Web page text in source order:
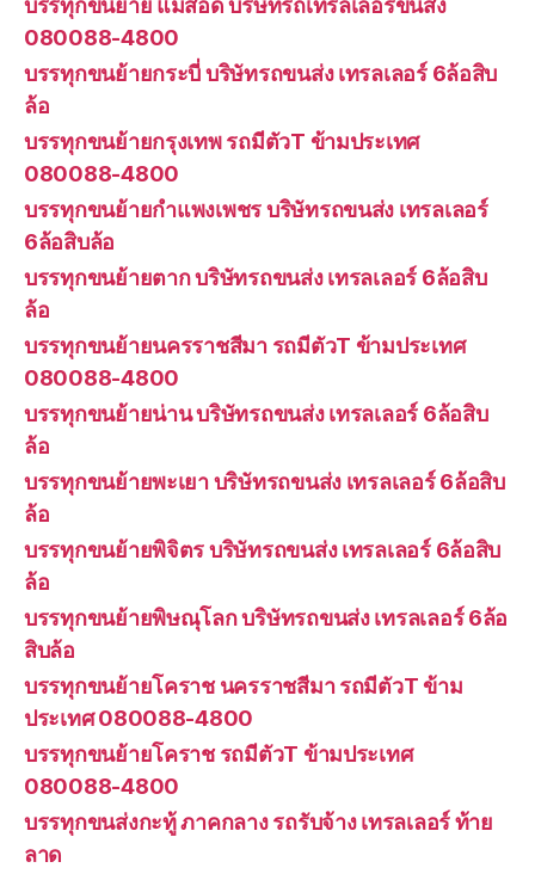
บรรทุกขนย้าย แม่สอด บริษัทรถเทรลเลอร์ขนส่ง
080088-4800
บรรทุกขนย้ายกระบี่ บริษัทรถขนส่ง เทรลเลอร์ 6ล้อสิบ
ล้อ
บรรทุกขนย้ายกรุงเทพ รถมีตัวT ข้ามประเทศ
080088-4800
บรรทุกขนย้ายกำแพงเพชร บริษัทรถขนส่ง เทรลเลอร์
6ล้อสิบล้อ
บรรทุกขนย้ายตาก บริษัทรถขนส่ง เทรลเลอร์ 6ล้อสิบ
ล้อ
บรรทุกขนย้ายนครราชสีมา รถมีตัวT ข้ามประเทศ
080088-4800
บรรทุกขนย้ายน่าน บริษัทรถขนส่ง เทรลเลอร์ 6ล้อสิบ
ล้อ
บรรทุกขนย้ายพะเยา บริษัทรถขนส่ง เทรลเลอร์ 6ล้อสิบ
ล้อ
บรรทุกขนย้ายพิจิตร บริษัทรถขนส่ง เทรลเลอร์ 6ล้อสิบ
ล้อ
บรรทุกขนย้ายพิษณุโลก บริษัทรถขนส่ง เทรลเลอร์ 6ล้อ
สิบล้อ
บรรทุกขนย้ายโคราช นครราชสีมา รถมีตัวT ข้าม
ประเทศ 080088-4800
บรรทุกขนย้ายโคราช รถมีตัวT ข้ามประเทศ
080088-4800
บรรทุกขนส่งกะทู้ ภาคกลาง รถรับจ้าง เทรลเลอร์ ท้าย
ลาด